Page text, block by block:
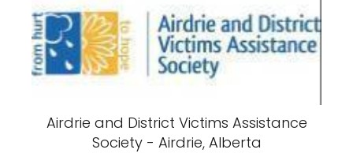
Airdrie and District Victims Assistance
Society - Airdrie, Alberta